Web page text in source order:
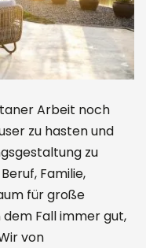
Arbeit noch
zu hasten und
zu
Familie,
für große
dem Fall immer gut,
von